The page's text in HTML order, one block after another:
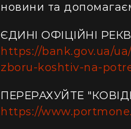
новини та
ЄДИНІ ОФІЦІЙНІ
https://bank.gov.ua/
zboru-koshtiv-na-
ПЕРЕРАХУЙТЕ
https://